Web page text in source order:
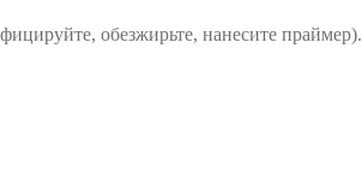
обезжирьте, нанесите праймер).